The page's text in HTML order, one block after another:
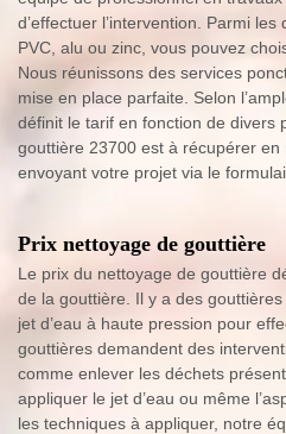
d’effectuer l’intervention. Parmi
PVC, alu ou zinc, vous pouvez
Nous réunissons des services
mise en place parfaite. Selon
définit le tarif en fonction de divers
gouttière 23700 est à récupérer
envoyant votre projet via le
Prix nettoyage de gouttière
Le prix du nettoyage de gouttière
de la gouttière. Il y a des
jet d’eau à haute pression pour
gouttières demandent des
comme enlever les déchets
appliquer le jet d’eau ou même
les techniques à appliquer, notre